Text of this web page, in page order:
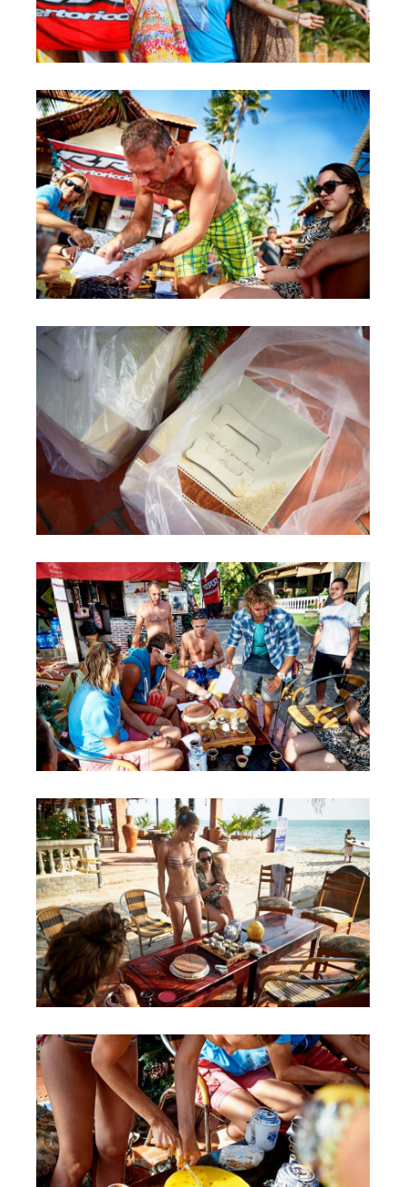
Наши станции
Ветратория.Дахаб
Ветратория Россия
Ветратория.Вьетнам
Цены
Обучение Виндсерфингу
Прокат виндсерфинга и винг фойла
Классический серфинг и SUP
Продажа оборудования
Обучение кайтсерфингу
Система скидок
Обучение Wing Foil